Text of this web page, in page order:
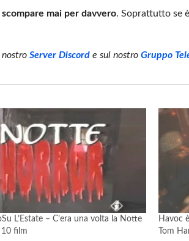
mai per davvero. Soprattutto se
nostro Server Discorde sul nostro Gruppo
L’Estate – C’era una volta la Notte
film
Havoc
Tom